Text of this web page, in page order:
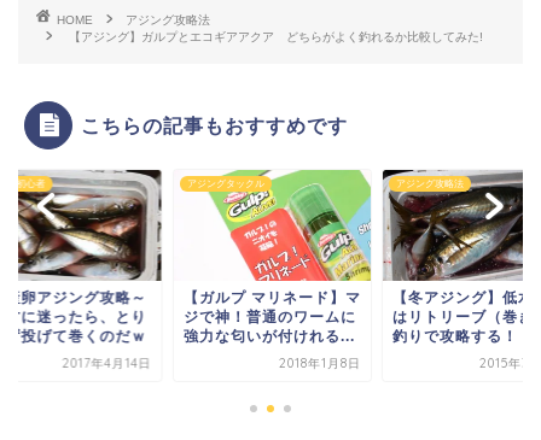
HOME
アジング攻略法
【アジング】ガルプとエコギアアクア どちらがよく釣れるか比較してみた!
こちらの記事もおすすめです
グタックル
ルプ マリネード】マ
神！普通のワームに
な匂いが付けれる...
2018年1月8日
アジング攻略法
【冬アジング】低水温期
はリトリーブ（巻き）の
釣りで攻略する！
2015年3月21日
アジング初心者
春の産卵アジング攻
釣り方に迷ったら、
あえず投げて巻くの
2017年4